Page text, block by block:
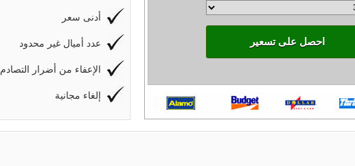
احصل على تسعير
أدنى سعر
عدد أميال غير محدود
(CDW) الإعفاء من أضرار التصادم
إلغاء مجانية